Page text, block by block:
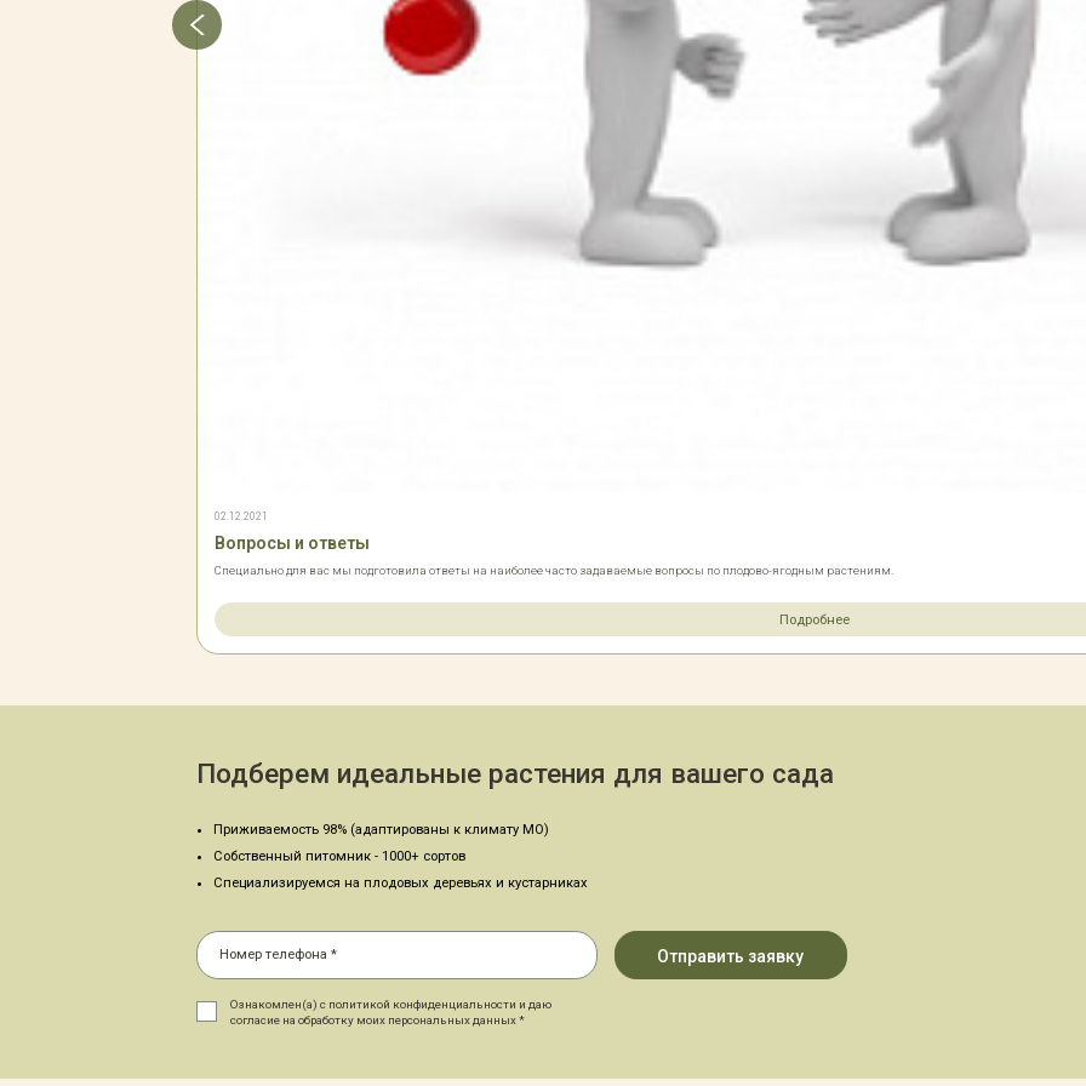
02.12.2021
Вопросы и ответы
Специально для вас мы подготовила ответы на наиболее часто задаваемые вопросы по плодово-ягодным растениям.
Подробнее
Подберем идеальные растения для вашего сада
Приживаемость 98% (адаптированы к климату МО)
Собственный питомник - 1000+ сортов
Специализируемся на плодовых деревьях и кустарниках
Ознакомлен(а) с политикой конфиденциальности и даю
согласие на обработку моих персональных данных *